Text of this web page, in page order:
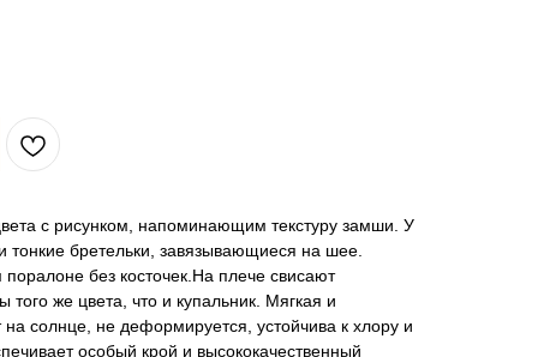
с рисунком, напоминающим текстуру замши. У
тонкие бретельки, завязывающиеся на шее.
без косточек.На плече свисают
же цвета, что и купальник. Мягкая и
солнце, не деформируется, устойчива к хлору и
особый крой и высококачественный